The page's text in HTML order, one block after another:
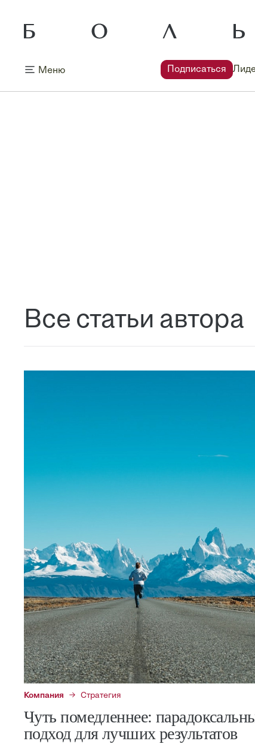
Меню Подписаться
Все статьи автора
Компания Стратегия
Чуть помедленнее:
подход для лучших результатов